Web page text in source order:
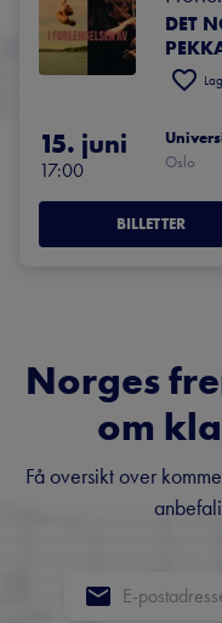
DET
15. juni
17:00
Oslo
BILLETTER
Norges
om
Få oversikt over